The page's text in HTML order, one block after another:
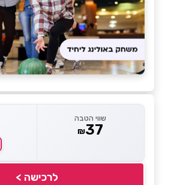
שווי הטבה
₪37
לרכישה >